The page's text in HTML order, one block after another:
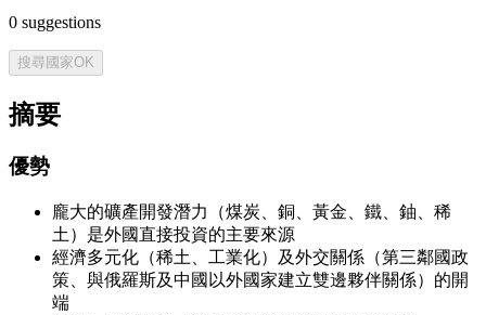
0 suggestions
搜尋國家OK
摘要
優勢
龐大的礦產開發潛力（煤炭、銅、黃金、鐵、鈾、稀
土）是外國直接投資的主要來源
經濟多元化（稀土、工業化）及外交關係（第三鄰國政
策、與俄羅斯及中國以外國家建立雙邊夥伴關係）的開
端